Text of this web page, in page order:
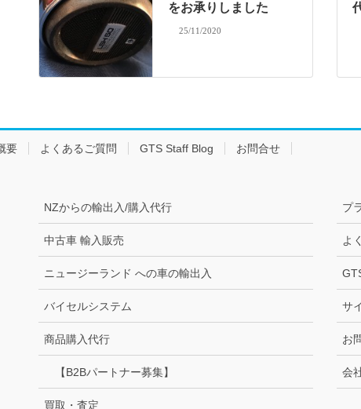
をお承りしました
25/11/2020
要 よくあるご質問 GTS Staff Blog お問合せ
NZからの輸出入/購入代行
中古車 輸入販売
ニュージーランド への車の輸出入
バイセルシステム
商品購入代行
【B2Bパートナー募集】
買取・査定
プ
よ
サ
お
会